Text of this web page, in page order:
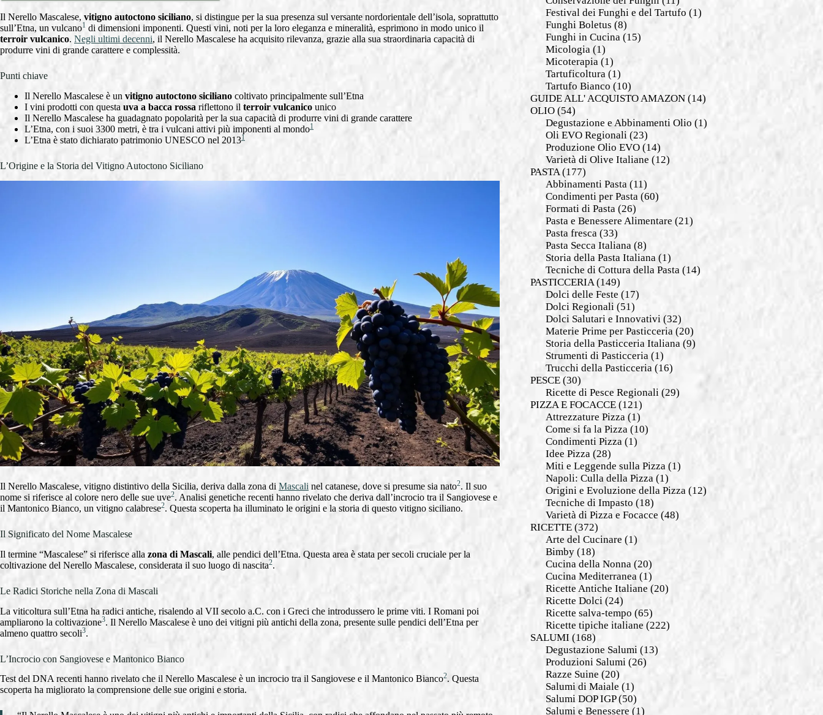
Il Nerello Mascalese, vitigno autoctono siciliano, si distingue per la sua presenza sul versante nordorientale dell’isola, soprattutto
sull’Etna, un vulcano1 di dimensioni imponenti. Questi vini, noti per la loro eleganza e mineralità, esprimono in modo unico il
terroir vulcanico. Negli ultimi decenni, il Nerello Mascalese ha acquisito rilevanza, grazie alla sua straordinaria capacità di
produrre vini di grande carattere e complessità.
Punti chiave
Il Nerello Mascalese è un vitigno autoctono siciliano coltivato principalmente sull’Etna
I vini prodotti con questa uva a bacca rossa riflettono il terroir vulcanico unico
Il Nerello Mascalese ha guadagnato popolarità per la sua capacità di produrre vini di grande carattere
L’Etna, con i suoi 3300 metri, è tra i vulcani attivi più imponenti al mondo1
L’Etna è stato dichiarato patrimonio UNESCO nel 20131
L’Origine e la Storia del Vitigno Autoctono Siciliano
Il Nerello Mascalese, vitigno distintivo della Sicilia, deriva dalla zona di Mascali nel catanese, dove si presume sia nato2. Il suo
nome si riferisce al colore nero delle sue uve2. Analisi genetiche recenti hanno rivelato che deriva dall’incrocio tra il Sangiovese e
il Mantonico Bianco, un vitigno calabrese2. Questa scoperta ha illuminato le origini e la storia di questo vitigno siciliano.
Il Significato del Nome Mascalese
Il termine “Mascalese” si riferisce alla zona di Mascali, alle pendici dell’Etna. Questa area è stata per secoli cruciale per la
coltivazione del Nerello Mascalese, considerata il suo luogo di nascita2.
Le Radici Storiche nella Zona di Mascali
La viticoltura sull’Etna ha radici antiche, risalendo al VII secolo a.C. con i Greci che introdussero le prime viti. I Romani poi
ampliarono la coltivazione3. Il Nerello Mascalese è uno dei vitigni più antichi della zona, presente sulle pendici dell’Etna per
almeno quattro secoli3.
L’Incrocio con Sangiovese e Mantonico Bianco
Test del DNA recenti hanno rivelato che il Nerello Mascalese è un incrocio tra il Sangiovese e il Mantonico Bianco2. Questa
scoperta ha migliorato la comprensione delle sue origini e storia.
Festival dei Funghi e del Tartufo (1)
Funghi Boletus (8)
Funghi in Cucina (15)
Micologia (1)
Micoterapia (1)
Tartuficoltura (1)
Tartufo Bianco (10)
GUIDE ALL' ACQUISTO AMAZON(14)
OLIO(54)
Degustazione e Abbinamenti Olio (1)
Oli EVO Regionali (23)
Produzione Olio EVO(14)
Varietà di Olive Italiane (12)
PASTA(177)
Abbinamenti Pasta (11)
Condimenti per Pasta (60)
Formati di Pasta (26)
Pasta e Benessere Alimentare (21)
Pasta fresca (33)
Pasta Secca Italiana (8)
Storia della Pasta Italiana (1)
Tecniche di Cottura della Pasta (14)
PASTICCERIA(149)
Dolci delle Feste (17)
Dolci Regionali (51)
Dolci Salutari e Innovativi (32)
Materie Prime per Pasticceria (20)
Storia della Pasticceria Italiana (9)
Strumenti di Pasticceria (1)
Trucchi della Pasticceria (16)
PESCE(30)
Ricette di Pesce Regionali (29)
PIZZA E FOCACCE(121)
Attrezzature Pizza (1)
Come si fa la Pizza (10)
Condimenti Pizza (1)
Idee Pizza (28)
Miti e Leggende sulla Pizza (1)
Napoli: Culla della Pizza (1)
Origini e Evoluzione della Pizza (12)
Tecniche di Impasto (18)
Varietà di Pizza e Focacce (48)
RICETTE(372)
Arte del Cucinare (1)
Bimby(18)
Cucina della Nonna (20)
Cucina Mediterranea (1)
Ricette Antiche Italiane (20)
Ricette Dolci (24)
Ricette salva-tempo (65)
Ricette tipiche italiane (222)
SALUMI (168)
Degustazione Salumi (13)
Produzioni Salumi (26)
Razze Suine (20)
Salumi di Maiale (1)
Salumi DOP IGP(50)
Salumi e Benessere (1)